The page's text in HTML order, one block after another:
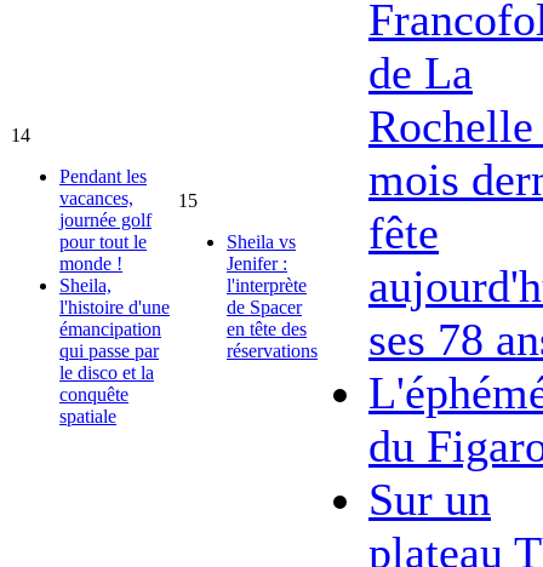
14
Pendant les
vacances,
journée golf
pour tout le
monde !
Sheila,
l'histoire d'une
émancipation
qui passe par
le disco et la
conquête
spatiale
15
Sheila vs
Jenifer :
l'interprète
de Spacer
en tête des
réservations
de La
mois
fête
ses 78
du
Sur un
plateau